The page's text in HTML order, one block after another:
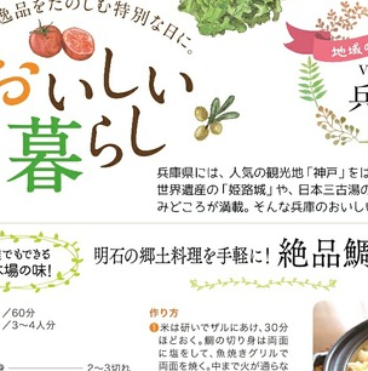
卵料理
野菜料理(ブロッコリー・カリフラワ
リカ・菜の花・その他)
野菜料理(きゅうり・なす・トマト・ピ
野菜料理(キャベツ・白菜・ほうれん
ス・小松菜・にら)